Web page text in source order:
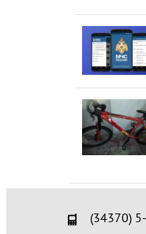
(34370)